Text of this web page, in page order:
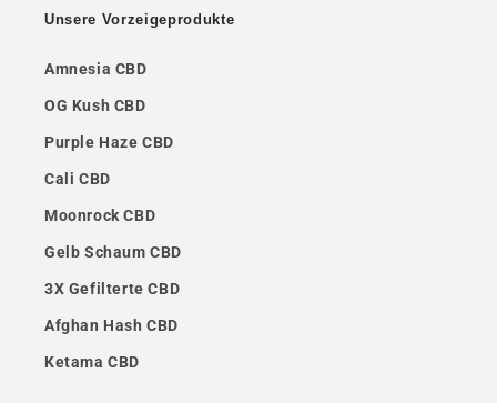
Unsere Vorzeigeprodukte
Amnesia CBD
OG Kush CBD
Purple Haze CBD
Cali CBD
Moonrock CBD
Gelb Schaum CBD
3X Gefilterte CBD
Afghan Hash CBD
Ketama CBD